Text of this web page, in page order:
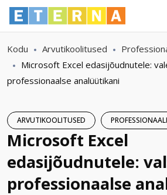
Kodu Arvutikoolitused
Microsoft Excel edasijõudnutele:
professionaalse analüütikani
ARVUTIKOOLITUSED
Microsoft Excel
edasijõudnutele:
professionaalse